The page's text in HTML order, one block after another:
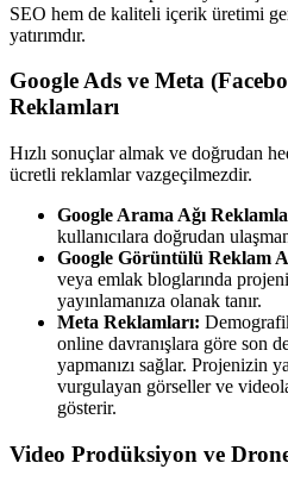
SEO hem de kaliteli içerik üretimi
yatırımdır.
Google Ads ve Meta
Reklamları
Hızlı sonuçlar almak ve doğrudan
ücretli reklamlar vazgeçilmezdir.
Google Arama Ağı
kullanıcılara doğrudan
Google Görüntülü Reklam
veya emlak bloglarında
yayınlamanıza olanak tanır.
Meta Reklamları:
online davranışlara göre son
yapmanızı sağlar. Projenizin
vurgulayan görseller ve
gösterir.
Video Prodüksiyon ve